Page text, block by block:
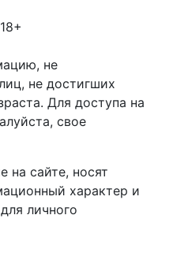
18+
не
не достигших
Для доступа на
свое
на сайте, носят
характер и
личного